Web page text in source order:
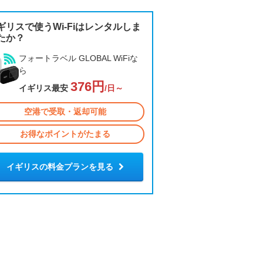
リスで使うWi-Fiはレンタルしま
か？
フォートラベル GLOBAL WiFiな
ら
イギリス最安 376円 /日～
空港で受取・返却可能
お得なポイントがたまる
イギリスの料金プランを見る